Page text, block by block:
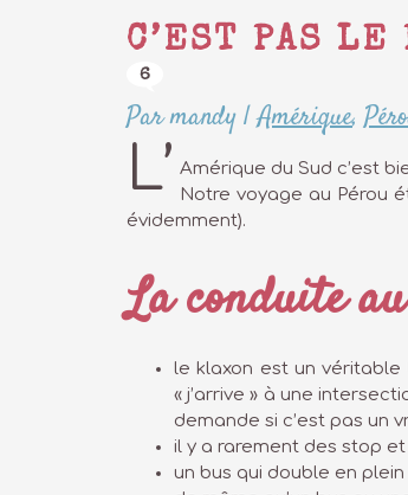
C’EST PAS
6
Par mandy|Amérique,
L’ Amérique du Sud c’est
Notre voyage au Pérou
évidemment).
La conduite
le klaxon est un
« j’arrive » à une
demande si c’est pas un
il y a rarement des stop et
un bus qui double en